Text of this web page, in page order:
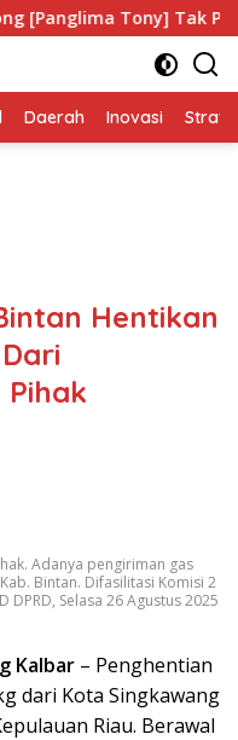
Tony] Tak Pernah Lelah
Daerah Inovasi
Hentikan
Adanya pengiriman gas
Bintan. Difasilitasi Komisi 2
DPRD, Selasa 26 Agustus 2025
Kalbar – Penghentian
dari Kota Singkawang
Riau. Berawal